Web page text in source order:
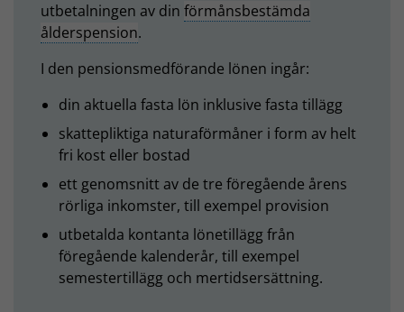
utbetalningen av din förmånsbestämda
ålderspension.
I den pensionsmedförande lönen ingår:
din aktuella fasta lön inklusive fasta tillägg
skattepliktiga naturaförmåner i form av helt
fri kost eller bostad
ett genomsnitt av de tre föregående årens
rörliga inkomster, till exempel provision
utbetalda kontanta lönetillägg från
föregående kalenderår, till exempel
semestertillägg och mertidsersättning.